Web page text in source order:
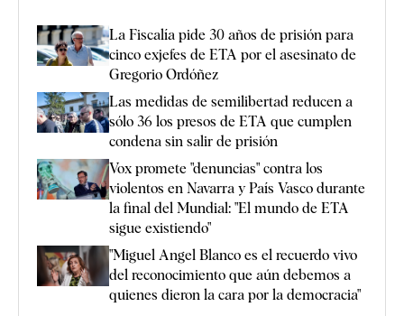
La Fiscalía pide 30 años de prisión para
cinco exjefes de ETA por el asesinato de
Gregorio Ordóñez
Las medidas de semilibertad reducen a
sólo 36 los presos de ETA que cumplen
condena sin salir de prisión
Vox promete "denuncias" contra los
violentos en Navarra y País Vasco durante
la final del Mundial: "El mundo de ETA
sigue existiendo"
"Miguel Angel Blanco es el recuerdo vivo
del reconocimiento que aún debemos a
quienes dieron la cara por la democracia"